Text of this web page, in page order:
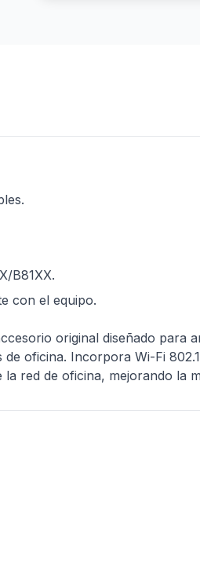
B81XX.
con el equipo.
original diseñado para
oficina. Incorpora Wi-Fi
red de oficina, mejorando la